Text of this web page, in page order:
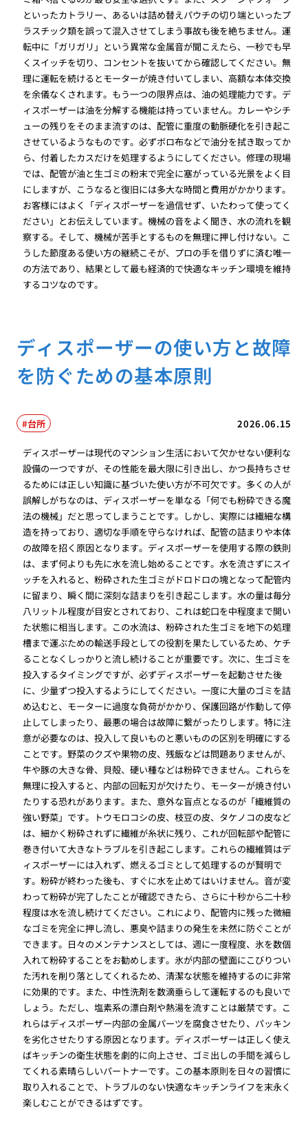
といったカトラリー、あるいは詰め替えパウチの切り端といったプ
ラスチック類を誤って混入させてしまう事故も後を絶ちません。運
転中に「ガリガリ」という異常な金属音が聞こえたら、一秒でも早
くスイッチを切り、コンセントを抜いてから確認してください。無
理に運転を続けるとモーターが焼き付いてしまい、高額な本体交換
を余儀なくされます。もう一つの限界点は、油の処理能力です。デ
ィスポーザーは油を分解する機能は持っていません。カレーやシチ
ューの残りをそのまま流すのは、配管に重度の動脈硬化を引き起こ
させているようなものです。必ずボロ布などで油分を拭き取ってか
ら、付着したカスだけを処理するようにしてください。修理の現場
では、配管が油と生ゴミの粉末で完全に塞がっている光景をよく目
にしますが、こうなると復旧には多大な時間と費用がかかります。
お客様にはよく「ディスポーザーを過信せず、いたわって使ってく
ださい」とお伝えしています。機械の音をよく聞き、水の流れを観
察する。そして、機械が苦手とするものを無理に押し付けない。こ
うした節度ある使い方の継続こそが、プロの手を借りずに済む唯一
の方法であり、結果として最も経済的で快適なキッチン環境を維持
するコツなのです。
ディスポーザーの使い方と故障
を防ぐための基本原則
2026.06.15
台所
ディスポーザーは現代のマンション生活において欠かせない便利な
設備の一つですが、その性能を最大限に引き出し、かつ長持ちさせ
るためには正しい知識に基づいた使い方が不可欠です。多くの人が
誤解しがちなのは、ディスポーザーを単なる「何でも粉砕できる魔
法の機械」だと思ってしまうことです。しかし、実際には繊細な構
造を持っており、適切な手順を守らなければ、配管の詰まりや本体
の故障を招く原因となります。ディスポーザーを使用する際の鉄則
は、まず何よりも先に水を流し始めることです。水を流さずにスイ
ッチを入れると、粉砕された生ゴミがドロドロの塊となって配管内
に留まり、瞬く間に深刻な詰まりを引き起こします。水の量は毎分
八リットル程度が目安とされており、これは蛇口を中程度まで開い
た状態に相当します。この水流は、粉砕された生ゴミを地下の処理
槽まで運ぶための輸送手段としての役割を果たしているため、ケチ
ることなくしっかりと流し続けることが重要です。次に、生ゴミを
投入するタイミングですが、必ずディスポーザーを起動させた後
に、少量ずつ投入するようにしてください。一度に大量のゴミを詰
め込むと、モーターに過度な負荷がかかり、保護回路が作動して停
止してしまったり、最悪の場合は故障に繋がったりします。特に注
意が必要なのは、投入して良いものと悪いものの区別を明確にする
ことです。野菜のクズや果物の皮、残飯などは問題ありませんが、
牛や豚の大きな骨、貝殻、硬い種などは粉砕できません。これらを
無理に投入すると、内部の回転刃が欠けたり、モーターが焼き付い
たりする恐れがあります。また、意外な盲点となるのが「繊維質の
強い野菜」です。トウモロコシの皮、枝豆の皮、タケノコの皮など
は、細かく粉砕されずに繊維が糸状に残り、これが回転部や配管に
巻き付いて大きなトラブルを引き起こします。これらの繊維質はデ
ィスポーザーには入れず、燃えるゴミとして処理するのが賢明で
す。粉砕が終わった後も、すぐに水を止めてはいけません。音が変
わって粉砕が完了したことが確認できたら、さらに十秒から二十秒
程度は水を流し続けてください。これにより、配管内に残った微細
なゴミを完全に押し流し、悪臭や詰まりの発生を未然に防ぐことが
できます。日々のメンテナンスとしては、週に一度程度、氷を数個
入れて粉砕することをお勧めします。氷が内部の壁面にこびりつい
た汚れを削り落としてくれるため、清潔な状態を維持するのに非常
に効果的です。また、中性洗剤を数滴垂らして運転するのも良いで
しょう。ただし、塩素系の漂白剤や熱湯を流すことは厳禁です。こ
れらはディスポーザー内部の金属パーツを腐食させたり、パッキン
を劣化させたりする原因となります。ディスポーザーは正しく使え
ばキッチンの衛生状態を劇的に向上させ、ゴミ出しの手間を減らし
てくれる素晴らしいパートナーです。この基本原則を日々の習慣に
取り入れることで、トラブルのない快適なキッチンライフを末永く
楽しむことができるはずです。